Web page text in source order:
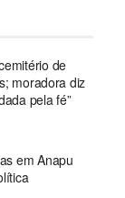
de
moradora diz
pela fé”
em Anapu